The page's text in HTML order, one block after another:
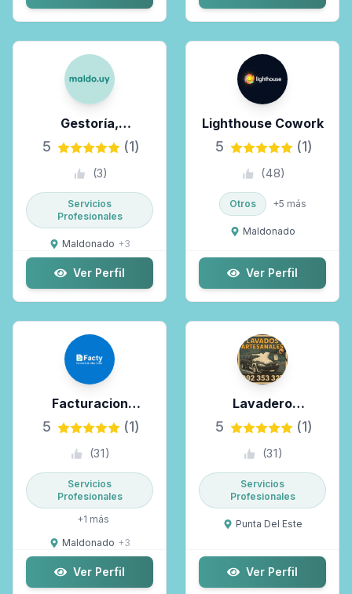
Gestoría,
Administración De
5 (1)
(3)
Servicios
Profesionales
Maldonado +3
Ver Perfil
Lighthouse Cowork
5 (1)
(48)
Otros +5 más
Maldonado
Ver Perfil
Facturacion
Electronica
5 (1)
(31)
Servicios
Profesionales
+1 más
Maldonado +3
Ver Perfil
Lavadero
Artesanales
5 (1)
(31)
Servicios
Profesionales
Punta Del Este
Ver Perfil